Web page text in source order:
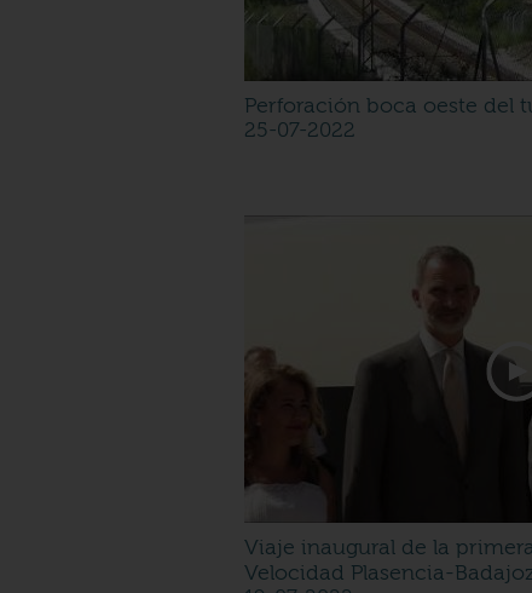
Perforación boca oeste del
25-07-2022
Viaje inaugural de la
Velocidad Plasencia-